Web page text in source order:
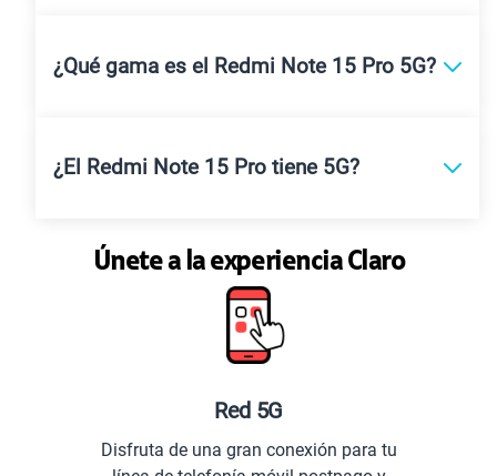
¿Qué gama es el Redmi Note 15 Pro 5G?
¿El Redmi Note 15 Pro tiene 5G?
Únete a la experiencia Claro
Red 5G
Disfruta de una gran conexión para tu